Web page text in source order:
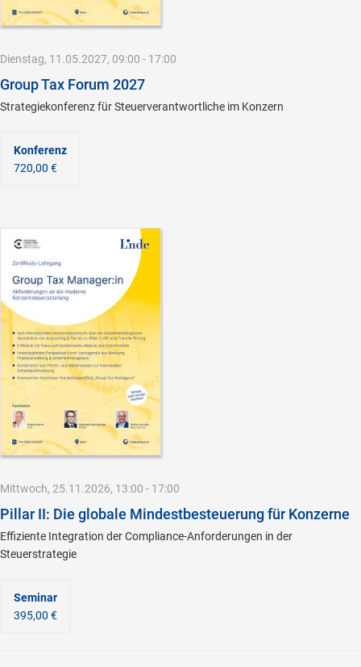
Dienstag, 11.05.2027, 09:00 - 17:00
Group Tax Forum 2027
Strategiekonferenz für Steuerverantwortliche im Konzern
Konferenz
720,00 €
Mittwoch, 25.11.2026, 13:00 - 17:00
Pillar II: Die globale Mindestbesteuerung für Konzerne
Effiziente Integration der Compliance-Anforderungen in der
Steuerstrategie
Seminar
395,00 €